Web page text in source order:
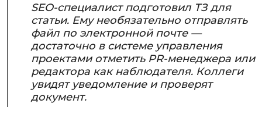
SEO-специалист подготовил ТЗ для
статьи. Ему необязательно отправлять
файл по электронной почте —
достаточно в системе управления
проектами отметить PR-менеджера или
редактора как наблюдателя. Коллеги
увидят уведомление и проверят
документ.